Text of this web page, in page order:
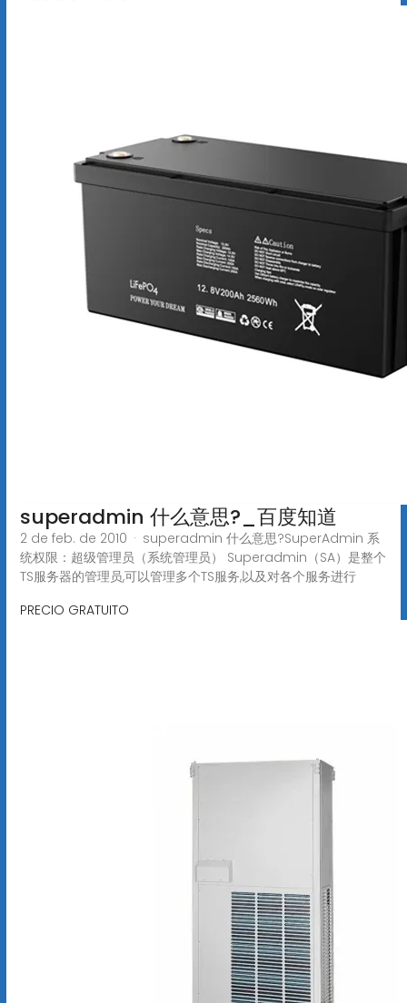
superadmin 什么意思?_百度知道
2 de feb. de 2010 · superadmin 什么意思?SuperAdmin 系
统权限：超级管理员（系统管理员） Superadmin（SA）是整个
TS服务器的管理员,可以管理多个TS服务,以及对各个服务进行
PRECIO GRATUITO